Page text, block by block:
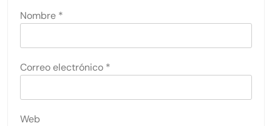
Nombre *
Correo electrónico *
Web